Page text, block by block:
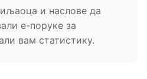
и наслове да
е-поруке за
вам статистику.